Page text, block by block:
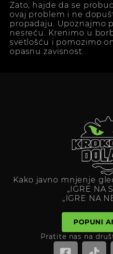
Zato, hajde da se
ovaj problem i ne
propadaju. Upoznajmo
nesreću. Krenimo u
svetlošću i pomozimo
opasnu zavisnost.
Kako javno mnjenje
„IGRE NA
„IGRE NA
POPUNI
Pratite nas na